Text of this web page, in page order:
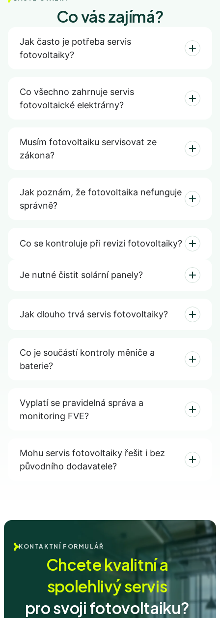
Co vás zajímá?
Jak často je potřeba servis
fotovoltaiky?
Co všechno zahrnuje servis
fotovoltaické elektrárny?
Musím fotovoltaiku servisovat ze
zákona?
Jak poznám, že fotovoltaika nefunguje
správně?
Co se kontroluje při revizi fotovoltaiky?
Je nutné čistit solární panely?
Jak dlouho trvá servis fotovoltaiky?
Co je součástí kontroly měniče a
baterie?
Vyplatí se pravidelná správa a
monitoring FVE?
Mohu servis fotovoltaiky řešit i bez
původního dodavatele?
KONTAKTNÍ FORMULÁŘ
Chcete kvalitní a
spolehlivý servis
pro svoji fotovoltaiku?